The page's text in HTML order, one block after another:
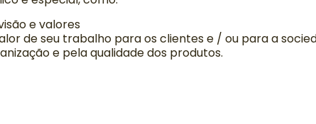
e valores
de seu trabalho para os clientes e / ou para a
e pela qualidade dos produtos.